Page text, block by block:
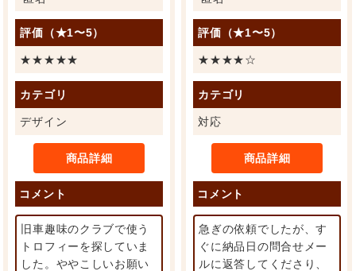
評価（★1〜5）
★★★★★
カテゴリ
デザイン
商品詳細
コメント
旧車趣味のクラブで使う
トロフィーを探していま
した。ややこしいお願い
評価（★1〜5）
★★★★☆
カテゴリ
対応
商品詳細
コメント
急ぎの依頼でしたが、す
ぐに納品日の問合せメー
ルに返答してくださり、